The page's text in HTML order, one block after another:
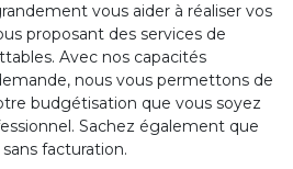
vous aider à réaliser vos
proposant des services de
Avec nos capacités
nous vous permettons de
budgétisation que vous soyez
Sachez également que
facturation.